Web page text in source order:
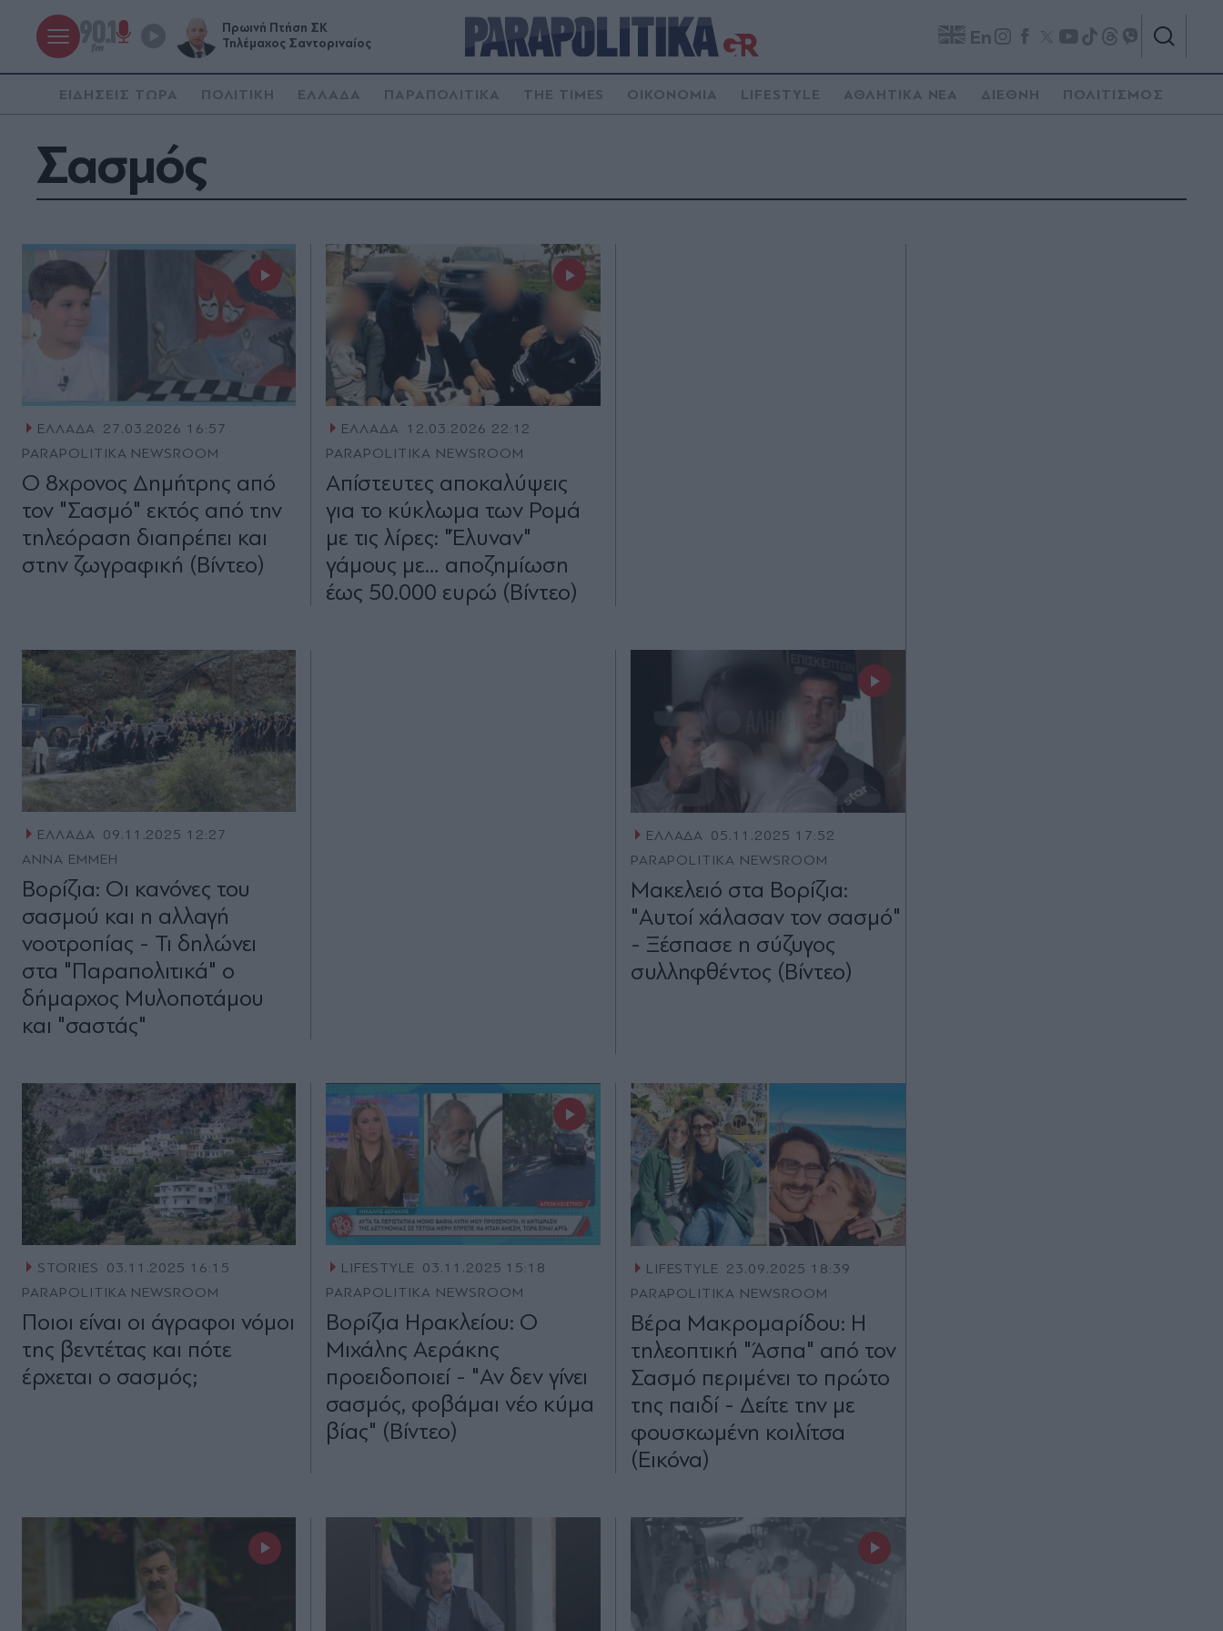
Πρωινή Πτήση ΣΚ
Τηλέμαχος Σαντοριναίος
En
ΕΙΔΗΣΕΙΣ ΤΩΡΑ ΠΟΛΙΤΙΚΗ ΕΛΛΑΔΑ ΠΑΡΑΠΟΛΙΤΙΚΑ THE TIMES ΟΙΚΟΝΟΜΙΑ LIFESTYLE ΑΘΛΗΤΙΚΑ ΝΕΑ ΔΙΕΘΝΗ ΠΟΛΙΤΙΣΜΟΣ
Σασμός
ΕΛΛΑΔΑ 27.03.2026 16:57
PARAPOLITIKA NEWSROOM
Ο 8χρονος Δημήτρης από
τον "Σασμό" εκτός από την
τηλεόραση διαπρέπει και
στην ζωγραφική (Βίντεο)
ΕΛΛΑΔΑ 12.03.2026 22:12
PARAPOLITIKA NEWSROOM
Απίστευτες αποκαλύψεις
για το κύκλωμα των Ρομά
με τις λίρες: "Έλυναν"
γάμους με… αποζημίωση
έως 50.000 ευρώ (Bίντεο)
ΕΛΛΑΔΑ 09.11.2025 12:27
ΑΝΝΑ ΕΜΜΕΗ
Βορίζια: Οι κανόνες του
σασμού και η αλλαγή
νοοτροπίας - Τι δηλώνει
στα "Παραπολιτικά" ο
δήμαρχος Μυλοποτάμου
και "σαστάς"
ΕΛΛΑΔΑ 05.11.2025 17:52
PARAPOLITIKA NEWSROOM
Μακελειό στα Βορίζια:
"Αυτοί χάλασαν τον σασμό"
- Ξέσπασε η σύζυγος
συλληφθέντος (Βίντεο)
STORIES
03.11.2025 16:15
PARAPOLITIKA NEWSROOM
Ποιοι είναι οι άγραφοι νόμοι
της βεντέτας και πότε
έρχεται ο σασμός;
LIFESTYLE 03.11.2025 15:18
PARAPOLITIKA NEWSROOM
Βορίζια Ηρακλείου: Ο
Μιχάλης Αεράκης
προειδοποιεί - "Αν δεν γίνει
σασμός, φοβάμαι νέο κύμα
βίας" (Βίντεο)
LIFESTYLE 23.09.2025 18:39
PARAPOLITIKA NEWSROOM
Βέρα Μακρομαρίδου: Η
τηλεοπτική "Άσπα" από τον
Σασμό περιμένει το πρώτο
της παιδί - Δείτε την με
φουσκωμένη κοιλίτσα
(Εικόνα)